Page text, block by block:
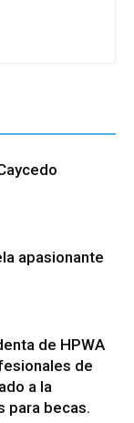
apasionante
de HPWA
de
a la
para becas.